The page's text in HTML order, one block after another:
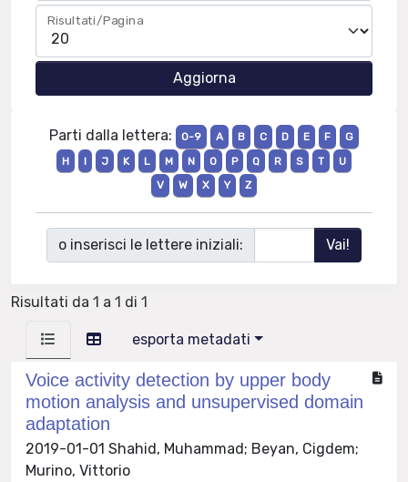
Risultati/Pagina
Parti dalla lettera: 0-9 A B C D E F
G
H
I J K L M N O P Q R S T
U
V
W X Y Z
o inserisci le lettere iniziali:
Risultati da 1 a 1 di 1
esporta metadati
Voice activity detection by upper body
motion analysis and unsupervised domain
adaptation
2019-01-01 Shahid, Muhammad; Beyan, Cigdem;
Murino, Vittorio